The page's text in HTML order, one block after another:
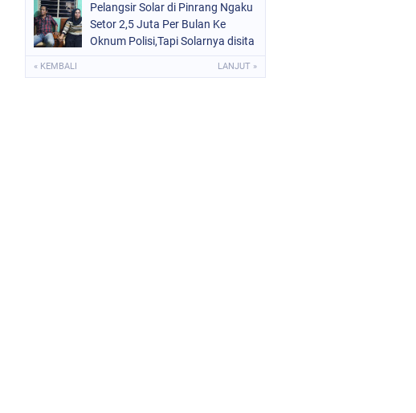
Pelangsir Solar di Pinrang Ngaku
Setor 2,5 Juta Per Bulan Ke
Oknum Polisi,Tapi Solarnya disita
« KEMBALI LANJUT »